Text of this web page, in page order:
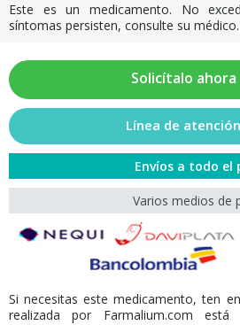
Este es un medicamento. No
síntomas persisten, consulte su médico.
Solicítalo ahora
Línea de atención
Envíos a todo el
Varios medios de
Si necesitas este medicamento, ten
realizada por Farmalium.com está